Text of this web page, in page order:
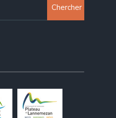
Chercher